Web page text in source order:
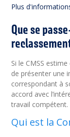
Plus
Que se
Si le CMSS
de présenter une
correspondant à
accord avec
travail compétent.
Qui est la